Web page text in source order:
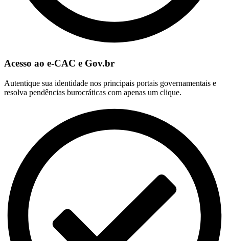
Acesso ao e-CAC e Gov.br
Autentique sua identidade nos principais portais governamentais e
resolva pendências burocráticas com apenas um clique.